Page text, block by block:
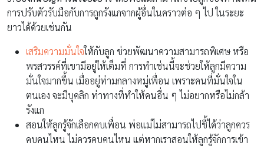
การปรับตัวรับมือกับการถูกรังแกจากผู้อื่นในคราวต่อ ๆ ไป ในระยะ
ยาวได้ด้วยเช่นกัน
เสริมความมั่นใจให้กับลูก ช่วยพัฒนาความสามารถพิเศษ หรือ
พรสวรรค์ที่เขามีอยู่ให้เต็มที่ การทำเช่นนี้จะช่วยให้ลูกมีความ
มั่นใจมากขึ้น เมื่ออยู่ท่ามกลางหมู่เพื่อน เพราะคนที่มั่นใจใน
ตนเอง จะมีบุคลิก ท่าทางที่ทำให้คนอื่น ๆ ไม่อยากหรือไม่กล้า
รังแก
สอนให้ลูกรู้จักเลือกคบเพื่อน พ่อแม่ไม่สามารถไปชี้ได้ว่าลูกควร
คบคนไหน ไม่ควรคบคนไหน แต่หากเราสอนให้ลูกรู้จักการเข้า